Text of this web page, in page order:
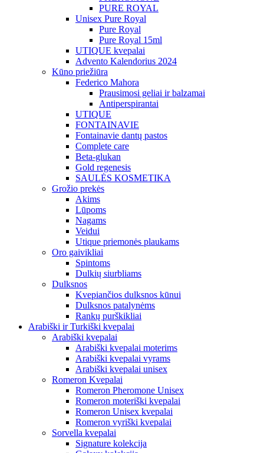
PURE ROYAL
Unisex Pure Royal
Pure Royal
Pure Royal 15ml
UTIQUE kvepalai
Advento Kalendorius 2024
Kūno priežiūra
Federico Mahora
Prausimosi geliai ir balzamai
Antiperspirantai
UTIQUE
FONTAINAVIE
Fontainavie dantų pastos
Complete care
Beta-glukan
Gold regenesis
SAULĖS KOSMETIKA
Grožio prekės
Akims
Lūpoms
Nagams
Veidui
Utique priemonės plaukams
Oro gaivikliai
Spintoms
Dulkių siurbliams
Dulksnos
Kvepiančios dulksnos kūnui
Dulksnos patalynėms
Rankų purškikliai
Arabiški ir Turkiški kvepalai
Arabiški kvepalai
Arabiški kvepalai moterims
Arabiški kvepalai vyrams
Arabiški kvepalai unisex
Romeron Kvepalai
Romeron Pheromone Unisex
Romeron moteriški kvepalai
Romeron Unisex kvepalai
Romeron vyriški kvepalai
Sorvella kvepalai
Signature kolekcija